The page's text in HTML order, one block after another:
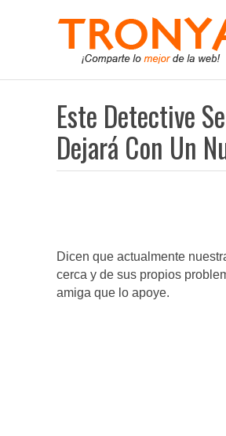
Este Detective
Dejará Con Un
Dicen que actualmente
cerca y de sus propios
amiga que lo apoye.